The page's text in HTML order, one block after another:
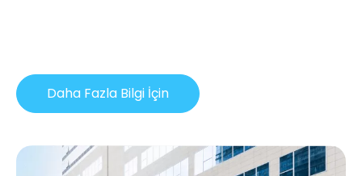
Daha Fazla Bilgi İçin